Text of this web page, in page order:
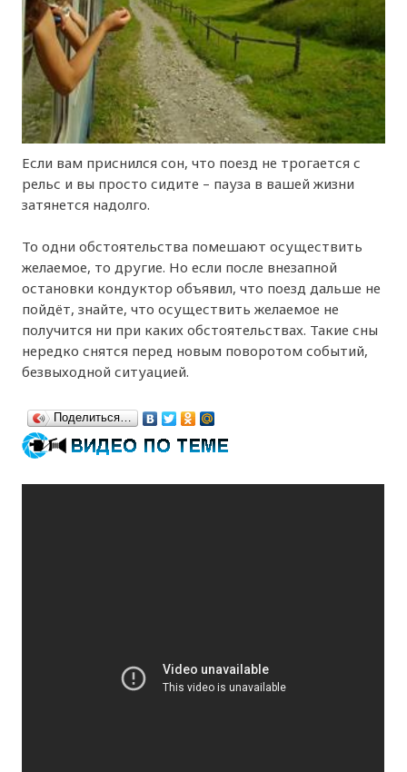
Если вам приснился сон, что поезд не трогается с
рельс и вы просто сидите – пауза в вашей жизни
затянется надолго.
То одни обстоятельства помешают осуществить
желаемое, то другие. Но если после внезапной
остановки кондуктор объявил, что поезд дальше не
пойдёт, знайте, что осуществить желаемое не
получится ни при каких обстоятельствах. Такие сны
нередко снятся перед новым поворотом событий,
безвыходной ситуацией.
Поделиться…